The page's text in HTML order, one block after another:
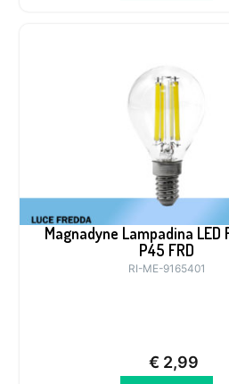
Magnadyne Lampadina LED
P45 FRD
RI-ME-9165401
€ 2,99